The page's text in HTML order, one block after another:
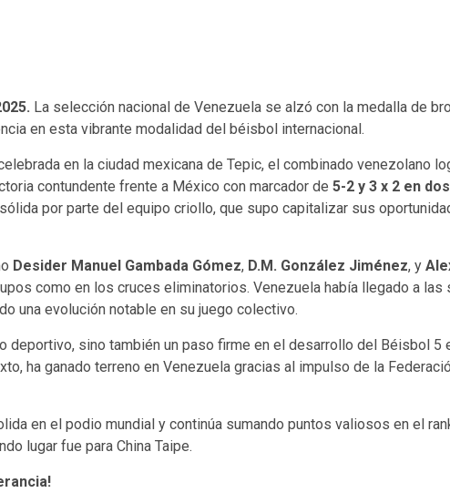
La selección nacional de Venezuela se alzó con la medalla de
en esta vibrante modalidad del béisbol internacional.
en la ciudad mexicana de Tepic, el combinado venezolano
contundente frente a México con marcador de 5-2 y 3 x 2 en
por parte del equipo criollo, que supo capitalizar sus
Desider Manuel Gambada Gómez, D.M. González Jiménez, y
como en los cruces eliminatorios. Venezuela había llegado a
una evolución notable en su juego colectivo.
deportivo, sino también un paso firme en el desarrollo del Béisbol 5
ha ganado terreno en Venezuela gracias al impulso de la
en el podio mundial y continúa sumando puntos valiosos en el
lugar fue para China Taipe.